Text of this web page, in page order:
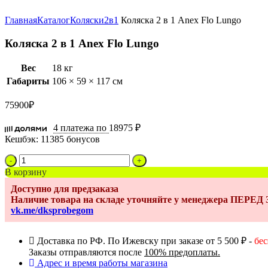
ГлавнаяКаталогКоляски2в1 Коляска 2 в 1 Anex Flo Lungo
Коляска 2 в 1 Anex Flo Lungo
Вес
18 кг
Габариты 106 × 59 × 117 см
75900₽
4 платежа по 18975 ₽
Кешбэк: 11385 бонусов
Количество
товара
Коляска
2
в
1
Anex
Flo
Lungo
В корзину
Доступно для предзаказа
Наличие товара на складе уточняйте у менеджера
vk.me/dksprobegom
Доставка по РФ. По Ижевску при заказе от 5 500 ₽ -
Заказы отправляются после 100% предоплаты.
Адрес и время работы магазина